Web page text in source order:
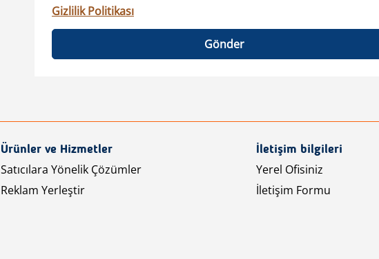
Gizlilik Politikası
Gönder
Ürünler ve Hizmetler
Satıcılara Yönelik Çözümler
Reklam Yerleştir
İletişim bilgileri
Yerel Ofisiniz
İletişim Formu